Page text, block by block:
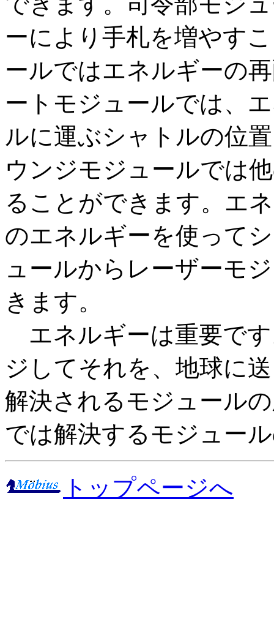
ーにより手札を増やす
ールではエネルギーの
ートモジュールでは、
ルに運ぶシャトルの位
ウンジモジュールでは
ることができます。エ
のエネルギーを使って
ュールからレーザーモ
きます。
エネルギーは重要で
ジしてそれを、地球に
解決されるモジュール
では解決するモジュー
トップページへ